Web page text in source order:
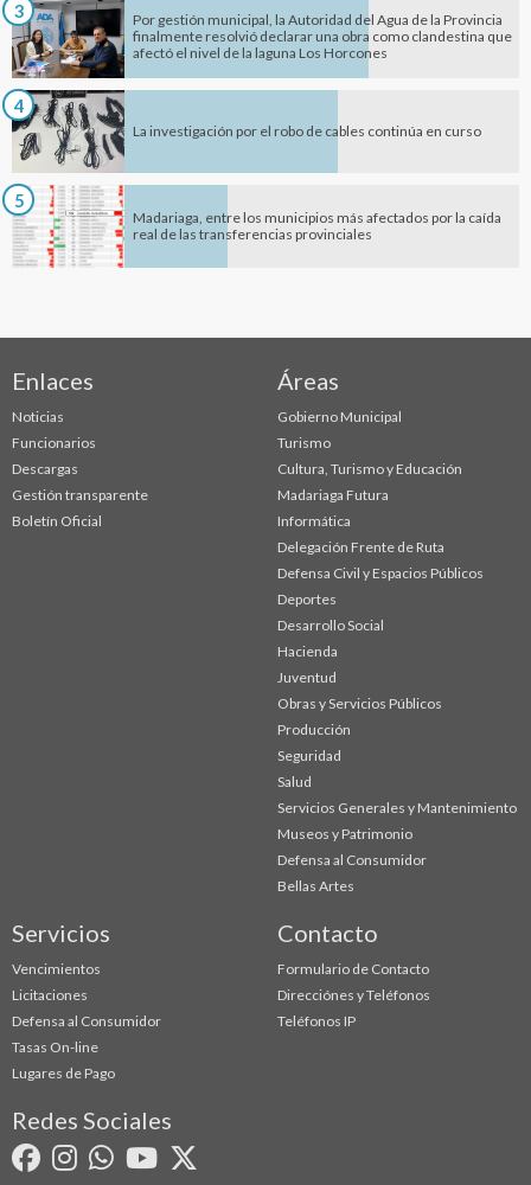
3
Por gestión municipal, la Autoridad del Agua de la Provincia
finalmente resolvió declarar una obra como clandestina que
afectó el nivel de la laguna Los Horcones
4
La investigación por el robo de cables continúa en curso
5
Madariaga, entre los municipios más afectados por la caída
real de las transferencias provinciales
Enlaces
Noticias
Funcionarios
Descargas
Gestión transparente
Boletín Oficial
Áreas
Gobierno Municipal
Turismo
Cultura, Turismo y Educación
Madariaga Futura
Informática
Delegación Frente de Ruta
Defensa Civil y Espacios Públicos
Deportes
Desarrollo Social
Hacienda
Juventud
Obras y Servicios Públicos
Producción
Seguridad
Salud
Servicios Generales y Mantenimiento
Museos y Patrimonio
Defensa al Consumidor
Bellas Artes
Servicios
Vencimientos
Licitaciones
Defensa al Consumidor
Tasas On-line
Lugares de Pago
Contacto
Formulario de Contacto
Direcciónes y Teléfonos
Teléfonos IP
Redes Sociales